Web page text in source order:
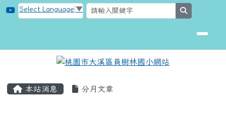
跳至主內容區
桃園市大溪區員樹林國小網站
Select Language ▼
本站消息 分月文章